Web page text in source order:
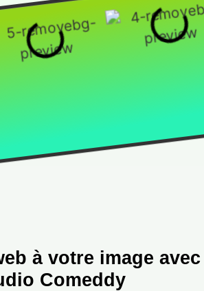
à votre image avec
Comeddy